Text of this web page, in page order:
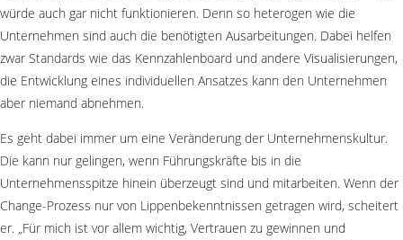
würde auch gar nicht funktionieren. Denn so heterogen wie die
Unternehmen sind auch die benötigten Ausarbeitungen. Dabei helfen
zwar Standards wie das Kennzahlenboard und andere Visualisierungen,
die Entwicklung eines individuellen Ansatzes kann den Unternehmen
aber niemand abnehmen.
Es geht dabei immer um eine Veränderung der Unternehmenskultur.
Die kann nur gelingen, wenn Führungskräfte bis in die
Unternehmensspitze hinein überzeugt sind und mitarbeiten. Wenn der
Change-Prozess nur von Lippenbekenntnissen getragen wird, scheitert
er. „Für mich ist vor allem wichtig, Vertrauen zu gewinnen und